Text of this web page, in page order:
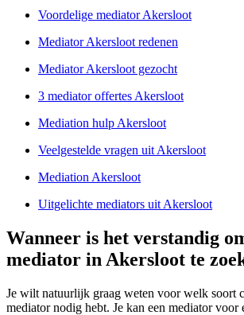
Voordelige mediator Akersloot
Mediator Akersloot redenen
Mediator Akersloot gezocht
3 mediator offertes Akersloot
Mediation hulp Akersloot
Veelgestelde vragen uit Akersloot
Mediation Akersloot
Uitgelichte mediators uit Akersloot
Wanneer is het verstandig
mediator in Akersloot te
Je wilt natuurlijk graag weten voor welk soort
mediator nodig hebt. Je kan een mediator